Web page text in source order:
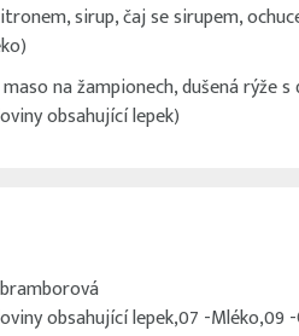
sirup, čaj se sirupem,
na žampionech, dušená rýže
obsahující lepek)
obsahující lepek,07 -Mléko,09